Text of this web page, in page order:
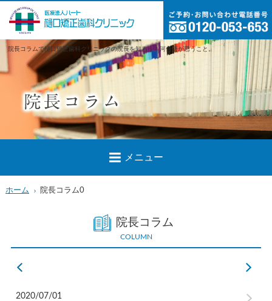
院長コラムで樋口矯正歯科クリニックの院長を知ろう！河合悟が思うこと。
メニュー
ホーム 院長コラム0
院長コラム
COLUMN
2020/07/01